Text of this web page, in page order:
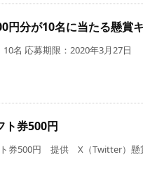
分が10名に当たる懸賞
名 応募期限：2020年3月27日
ト券500円
券500円 提供 X（Twitter）懸